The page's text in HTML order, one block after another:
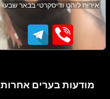
אירוח לוהט ודיסקרטי בבאר שבע
מודעות בערים אחרות